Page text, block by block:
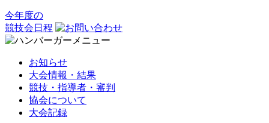
今年度の
競技会日程
お知らせ
大会情報・結果
競技・指導者・審判
協会について
大会記録